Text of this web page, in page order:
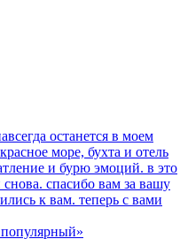
останется в моем
море, бухта и отель
и бурю эмоций. в это
снова. спасибо вам за вашу
к вам. теперь с вами